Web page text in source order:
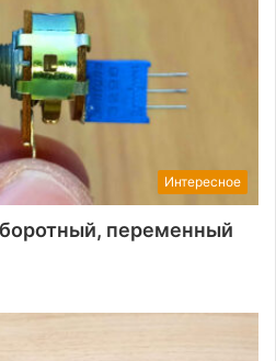
Интересное
переменный